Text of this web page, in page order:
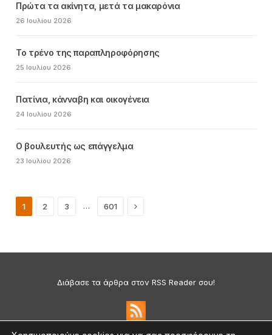
Πρώτα τα ακίνητα, μετά τα μακαρόνια
26 Ιουλίου 2026
Το τρένο της παραπληροφόρησης
25 Ιουλίου 2026
Πατίνια, κάνναβη και οικογένεια
24 Ιουλίου 2026
Ο βουλευτής ως επάγγελμα
23 Ιουλίου 2026
1 2 3 … 601 Next
Διάβασε τα άρθρα στον RSS Reader σου!